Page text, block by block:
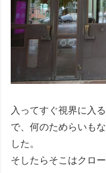
入ってすぐ視界に入
で、何のためらいも
した。
そしたらそこはクロ